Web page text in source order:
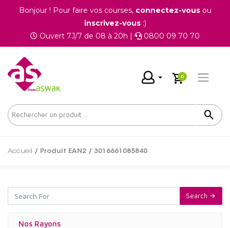
Bonjour ! Pour faire vos courses, connectez-vousou
inscrivez-vous:)
Ouvert 7J/7 de 08 à 20h |
0800 09 70 70
0
Accueil / Produit EAN2 / 3016661085840
Search
Nos Rayons